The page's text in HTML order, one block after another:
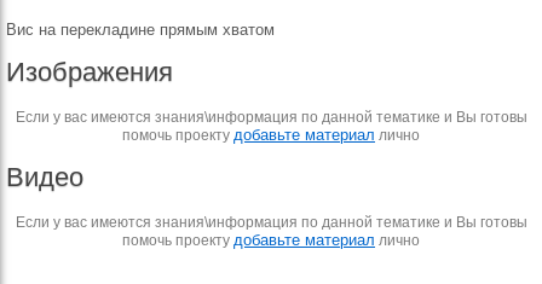
Вис на перекладине прямым хватом
Изображения
Если у вас имеются знания\информация по данной тематике и Вы готовы
помочь проекту добавьте материал лично
Видео
Если у вас имеются знания\информация по данной тематике и Вы готовы
помочь проекту добавьте материал лично